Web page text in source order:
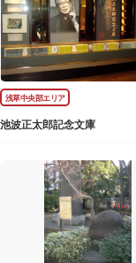
浅草中央部エリア
池波正太郎記念文庫